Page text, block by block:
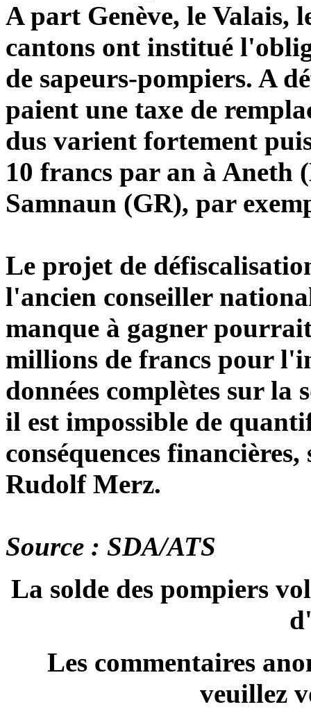
A part Genève, le Valais,
cantons ont institué
de sapeurs-pompiers. A
paient une taxe de
dus varient fortement
10 francs par an à Aneth
Samnaun (GR), par
Le projet de
l'ancien conseiller
manque à gagner
millions de francs pour
données complètes sur la
il est impossible de
conséquences
Rudolf Merz.
Source : SDA/ATS
La solde des pompiers
Les commentaires
veuillez